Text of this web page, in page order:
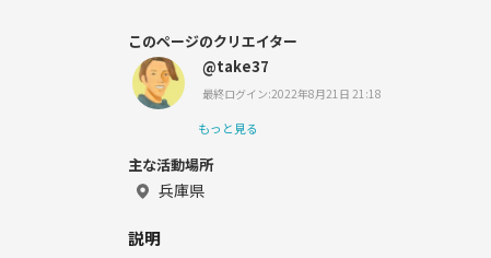
このページのクリエイター
@take37
最終ログイン:2022年8月21日 21:18
もっと見る
主な活動場所
兵庫県
説明